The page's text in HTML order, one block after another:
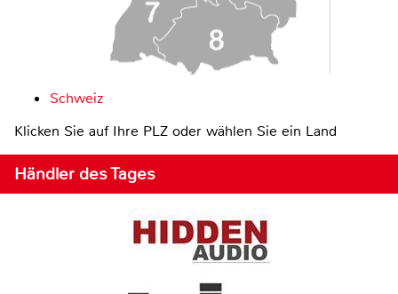
Schweiz
Klicken Sie auf Ihre PLZ oder wählen Sie ein Land
Händler des Tages